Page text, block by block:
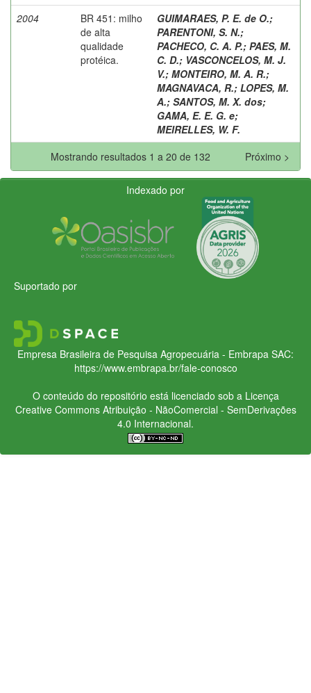
2004
BR 451: milho
de alta
qualidade
protéica.
GUIMARAES, P. E. de O.;
PARENTONI, S. N.;
PACHECO, C. A. P.; PAES, M.
C. D.; VASCONCELOS, M. J.
V.; MONTEIRO, M. A. R.;
MAGNAVACA, R.; LOPES, M.
A.; SANTOS, M. X. dos;
GAMA, E. E. G. e;
MEIRELLES, W. F.
Mostrando resultados 1 a 20 de 132
Próximo >
Indexado por
Suportado por
Empresa Brasileira de Pesquisa Agropecuária - Embrapa SAC:
https://www.embrapa.br/fale-conosco
O conteúdo do repositório está licenciado sob a Licença
Creative CommonsAtribuição - NãoComercial - SemDerivações
4.0 Internacional.